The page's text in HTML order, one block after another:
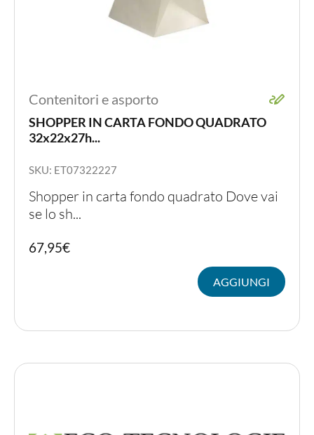
Contenitori e asporto
SHOPPER IN CARTA FONDO QUADRATO
32x22x27h...
SKU: ET07322227
Shopper in carta fondo quadrato Dove vai
se lo sh...
67,95€
AGGIUNGI